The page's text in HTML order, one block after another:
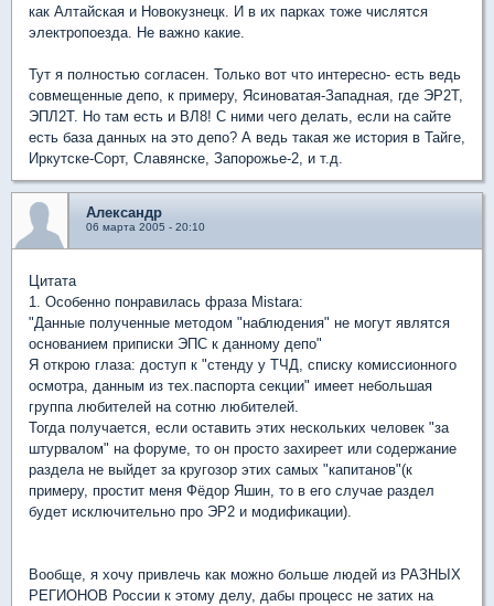
как Алтайская и Новокузнецк. И в их парках тоже числятся
электропоезда. Не важно какие.
Тут я полностью согласен. Только вот что интересно- есть ведь
совмещенные депо, к примеру, Ясиноватая-Западная, где ЭР2Т,
ЭПЛ2Т. Но там есть и ВЛ8! С ними чего делать, если на сайте
есть база данных на это депо? А ведь такая же история в Тайге,
Иркутске-Сорт, Славянске, Запорожье-2, и т.д.
Александр
06 марта 2005 - 20:10
Цитата
1. Особенно понравилась фраза Mistarа:
"Данные полученные методом "наблюдения" не могут являтся
основанием приписки ЭПС к данному депо"
Я открою глаза: доступ к "стенду у ТЧД, списку комиссионного
осмотра, данным из тех.паспорта секции" имеет небольшая
группа любителей на сотню любителей.
Тогда получается, если оставить этих нескольких человек "за
штурвалом" на форуме, то он просто захиреет или содержание
раздела не выйдет за кругозор этих самых "капитанов"(к
примеру, простит меня Фёдор Яшин, то в его случае раздел
будет исключительно про ЭР2 и модификации).
Вообще, я хочу привлечь как можно больше людей из РАЗНЫХ
РЕГИОНОВ России к этому делу, дабы процесс не затих на